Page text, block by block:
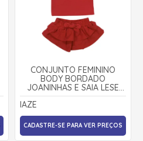
CONJUNTO FEMININO
BODY BORDADO
JOANINHAS E SAIA LESE
31042 - IAZE
IAZE
CADASTRE-SE PARA VER PREÇOS